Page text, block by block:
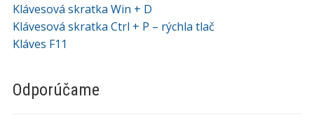
Klávesová skratka Win + D
Klávesová skratka Ctrl + P – rýchla tlač
Kláves F11
Odporúčame